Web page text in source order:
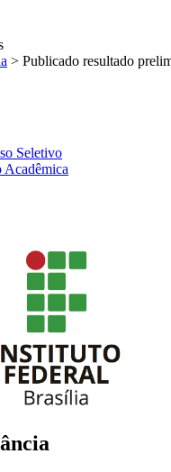
> Publicado resultado
Seletivo
Acadêmica